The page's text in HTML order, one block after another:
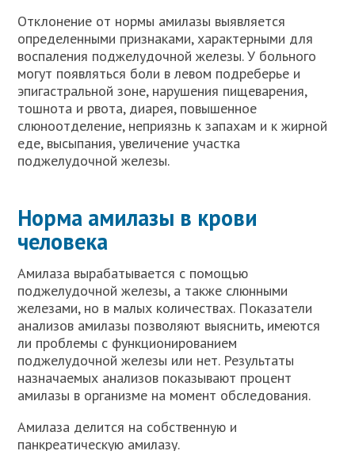
Отклонение от нормы амилазы выявляется
определенными признаками, характерными для
воспаления поджелудочной железы. У больного
могут появляться боли в левом подреберье и
эпигастральной зоне, нарушения пищеварения,
тошнота и рвота, диарея, повышенное
слюноотделение, неприязнь к запахам и к жирной
еде, высыпания, увеличение участка
поджелудочной железы.
Норма амилазы в крови
человека
Амилаза вырабатывается с помощью
поджелудочной железы, а также слюнными
железами, но в малых количествах. Показатели
анализов амилазы позволяют выяснить, имеются
ли проблемы с функционированием
поджелудочной железы или нет. Результаты
назначаемых анализов показывают процент
амилазы в организме на момент обследования.
Амилаза делится на собственную и
панкреатическую амилазу.